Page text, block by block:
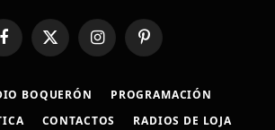
FacebookX
(Twitter)
InstagramPinterest
BOQUERÓN
PROGRAMACIÓN
CONTACTOS RADIOS DE LOJA